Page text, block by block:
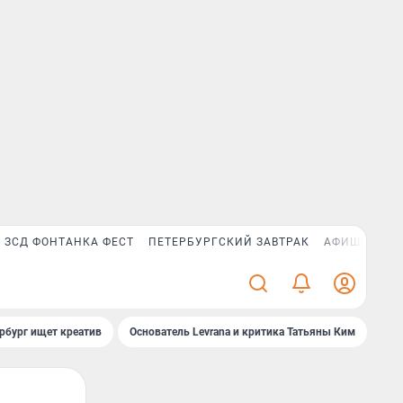
ЗСД ФОНТАНКА ФЕСТ ПЕТЕРБУРГСКИЙ ЗАВТРАК АФИША PLUS
ищет креатив Основатель Levrana и критика Татьяны Ким